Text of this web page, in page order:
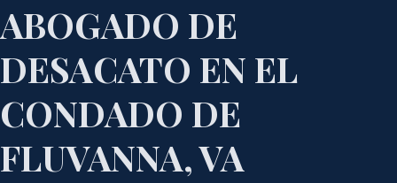
ABOGADO DE
DESACATO EN EL
CONDADO DE
FLUVANNA, VA